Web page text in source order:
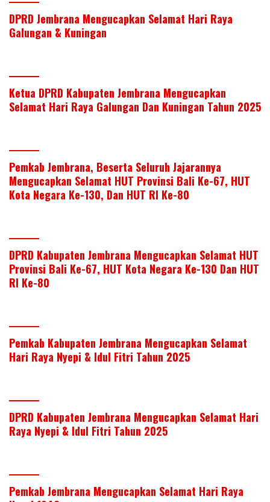
k p
DPRD Jembrana Mengucapkan Selamat Hari Raya
Galungan & Kuningan
Ketua DPRD Kabupaten Jembrana Mengucapkan
Selamat Hari Raya Galungan Dan Kuningan Tahun 2025
Pemkab Jembrana, Beserta Seluruh Jajarannya
Mengucapkan Selamat HUT Provinsi Bali Ke-67, HUT
Kota Negara Ke-130, Dan HUT RI Ke-80
DPRD Kabupaten Jembrana Mengucapkan Selamat HUT
Provinsi Bali Ke-67, HUT Kota Negara Ke-130 Dan HUT
RI Ke-80
Pemkab Kabupaten Jembrana Mengucapkan Selamat
Hari Raya Nyepi & Idul Fitri Tahun 2025
DPRD Kabupaten Jembrana Mengucapkan Selamat Hari
Raya Nyepi & Idul Fitri Tahun 2025
Pemkab Jembrana Mengucapkan Selamat Hari Raya